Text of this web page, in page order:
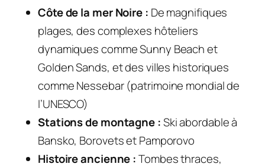
Côte de la mer Noire : De magnifiques
plages, des complexes hôteliers
dynamiques comme Sunny Beach et
Golden Sands, et des villes historiques
comme Nessebar (patrimoine mondial de
l’UNESCO)
Stations de montagne :Ski abordable à
Bansko, Borovets et Pamporovo
Histoire ancienne :Tombes thraces,